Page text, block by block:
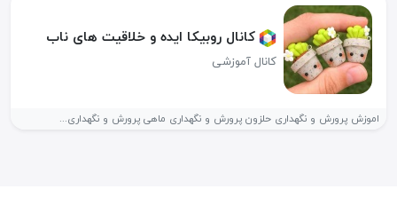
کانال روبیکا ایده و خلاقیت های ناب
کانال آموزشی
اموزش پرورش و نگهداری حلزون پرورش و نگهداری ماهی پرورش و نگهداری...